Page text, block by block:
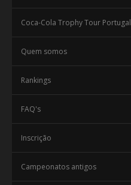
Coca-Cola Trophy Tour Portugal
Quem somos
Rankings
FAQ's
Inscrição
Campeonatos antigos